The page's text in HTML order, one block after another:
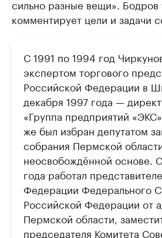
сильно разные вещи». Бодров
комментирует цели и задачи
С 1991 по 1994 год
экспертом торгового
Российской Федерации в
декабря 1997 года —
«Группа предприятий
же был избран депутатом
собрания Пермской
неосвобождённой основе.
года работал
Федерации Федерального
Российской Федерации от
Пермской области,
председателя Комитета